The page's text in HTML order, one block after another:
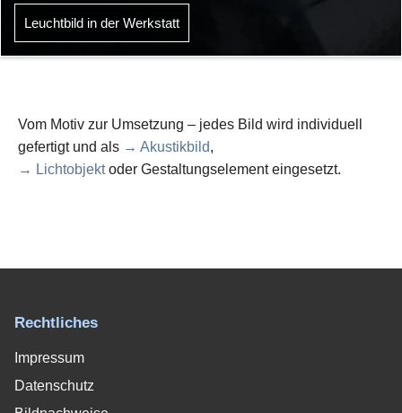
Leuchtbild in der Werkstatt
Vom Motiv zur Umsetzung – jedes Bild wird individuell
gefertigt und als → Akustikbild,
→ Lichtobjektoder Gestaltungselement eingesetzt.
Rechtliches
Impressum
Datenschutz